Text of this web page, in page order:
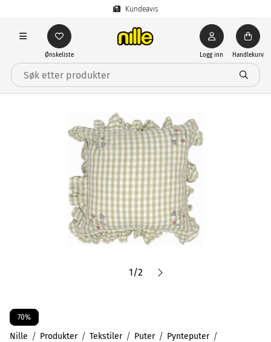
Kundeavis
Ønskeliste Logg inn Handlekurv
1/2
70%
Nille Produkter Tekstiler Puter Pynteputer